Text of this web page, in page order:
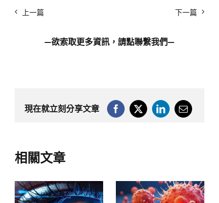
上一篇 下一篇
—欲索取更多資訊，請點聯繫我們—
現在就立刻分享文章
相關文章